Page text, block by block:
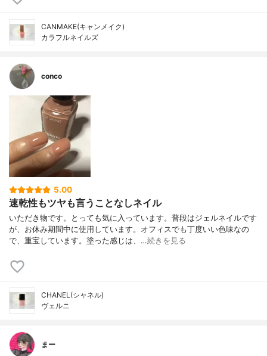
CANMAKE(キャンメイク)
カラフルネイルズ
conco
5.00
速乾性もツヤも言うことなしネイル
いただき物です。とっても気に入っています。普段はジェルネイルです
が、お休み期間中に使用しています。オフィスでも丁度いい色味なの
で、重宝しています。塗った感じは、…続きを見る
CHANEL(シャネル)
ヴェルニ
まー